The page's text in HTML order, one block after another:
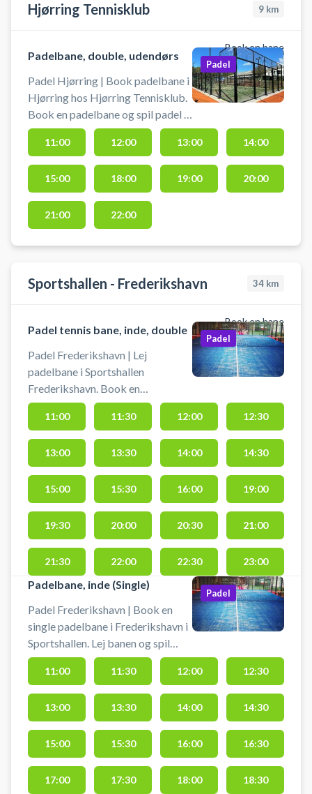
Hjørring Tennisklub 9 km
Book en bane
Padelbane, double, udendørs
Padel Hjørring | Book padelbane i
Hjørring hos Hjørring Tennisklub.
Book en padelbane og spil padel i
Hjørring på en af 2 udendørs
double padelbaner. Gratis
parkering ved padelbanerne hos
Hjørring Tennisklub, beliggende
på Børge Christensens Vej 10,
9800 Hjørring.
Padel
11:00 12:00 13:00 14:00
15:00 18:00 19:00 20:00
21:00 22:00
Sportshallen - Frederikshavn 34 km
Book en bane
Padel tennis bane, inde, double
Padel Frederikshavn | Lej
padelbane i Sportshallen
Frederikshavn. Book en
doublebane og spil padel i
Frederikshavn på en af
padelbanerne i Sportshallen.
Padel
11:00 11:30 12:00 12:30
13:00 13:30 14:00 14:30
15:00 15:30 16:00 19:00
19:30 20:00 20:30 21:00
21:30 22:00 22:30 23:00
Padelbane, inde (Single)
Padel Frederikshavn | Book en
single padelbane i Frederikshavn i
Sportshallen. Lej banen og spil
padel i Frederikshavn. Bolde er
inkluderet i prisen og bat lejes til
15 kr. pr. time
Padel
11:00 11:30 12:00 12:30
13:00 13:30 14:00 14:30
15:00 15:30 16:00 16:30
17:00 17:30 18:00 18:30